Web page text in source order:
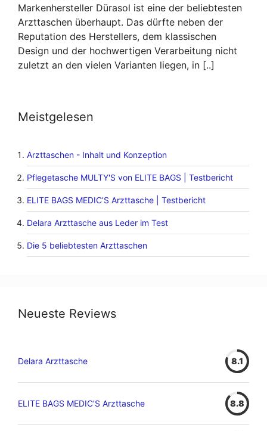
Markenhersteller Dürasol ist eine der beliebtesten
Arzttaschen überhaupt. Das dürfte neben der
Reputation des Herstellers, dem klassischen
Design und der hochwertigen Verarbeitung nicht
zuletzt an den vielen Varianten liegen, in [..]
Meistgelesen
Arzttaschen - Inhalt und Konzeption
Pflegetasche MULTY'S von ELITE BAGS | Testbericht
ELITE BAGS MEDIC’S Arzttasche | Testbericht
Delara Arzttasche aus Leder im Test
Die 5 beliebtesten Arzttaschen
Neueste Reviews
Delara Arzttasche 8.1
ELITE BAGS MEDIC’S Arzttasche 8.8